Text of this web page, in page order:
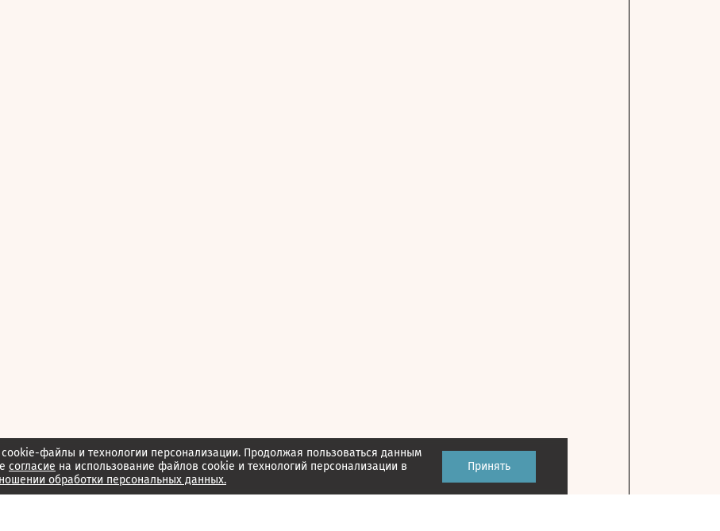
файлы и технологии персонализации. Продолжая пользоваться данным
согласие на использование файлов cookie и технологий персонализации в
обработки персональных данных.
Принять